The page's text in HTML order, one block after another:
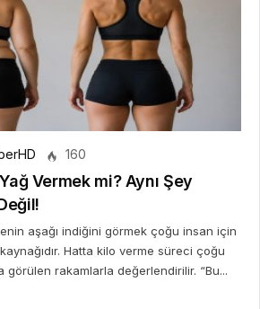
160
Vermek mi? Aynı Şey
aşağı indiğini görmek çoğu insan için
Hatta kilo verme süreci çoğu
görülen rakamlarla değerlendirilir. “Bu...